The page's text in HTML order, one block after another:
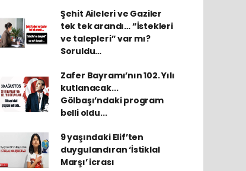
Şehit Aileleri ve Gaziler
tek tek arandı… “İstekleri
ve talepleri” var mı?
Soruldu…
Zafer Bayramı’nın 102. Yılı
kutlanacak...
Gölbaşı’ndaki program
belli oldu...
9 yaşındaki Elif’ten
duygulandıran ‘İstiklal
Marşı’ icrası